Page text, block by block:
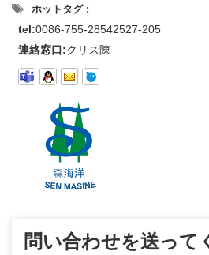
ホットタグ :
tel:0086-755-28542527-205
連絡窓口:クリス陳
問い合わせを送って